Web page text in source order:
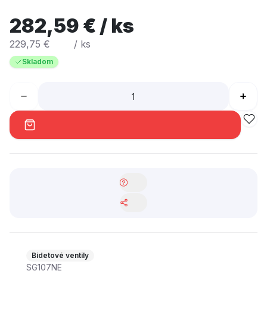
282,59 € / ks
229,75 € / ks
Skladom
Bidetové ventily
SG107NE